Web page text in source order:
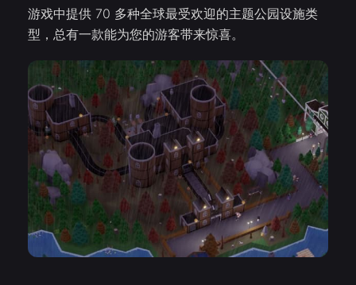
游戏中提供 70 多种全球最受欢迎的主题公园设施类
型，总有一款能为您的游客带来惊喜。